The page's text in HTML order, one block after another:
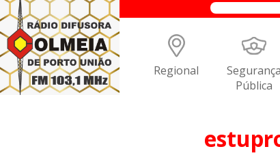
Regional Segurança
Pública